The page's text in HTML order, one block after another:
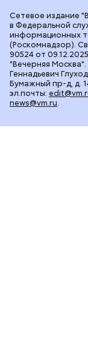
Сетевое издание
в Федеральной
информационных
(Роскомнадзор).
90524 от
"Вечерняя
Геннадьевич
Бумажный пр-д, д.
эл.почты:
news@vm.ru.